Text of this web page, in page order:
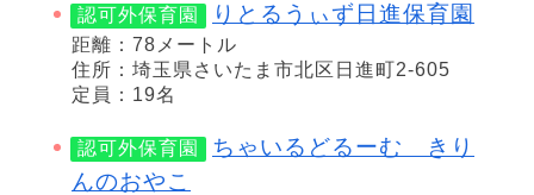
認可外保育園 りとるうぃず日進保育園
距離：78メートル
住所：埼玉県さいたま市北区日進町2-605
定員：19名
認可外保育園
ちゃいるどるーむ きり
んのおやこ